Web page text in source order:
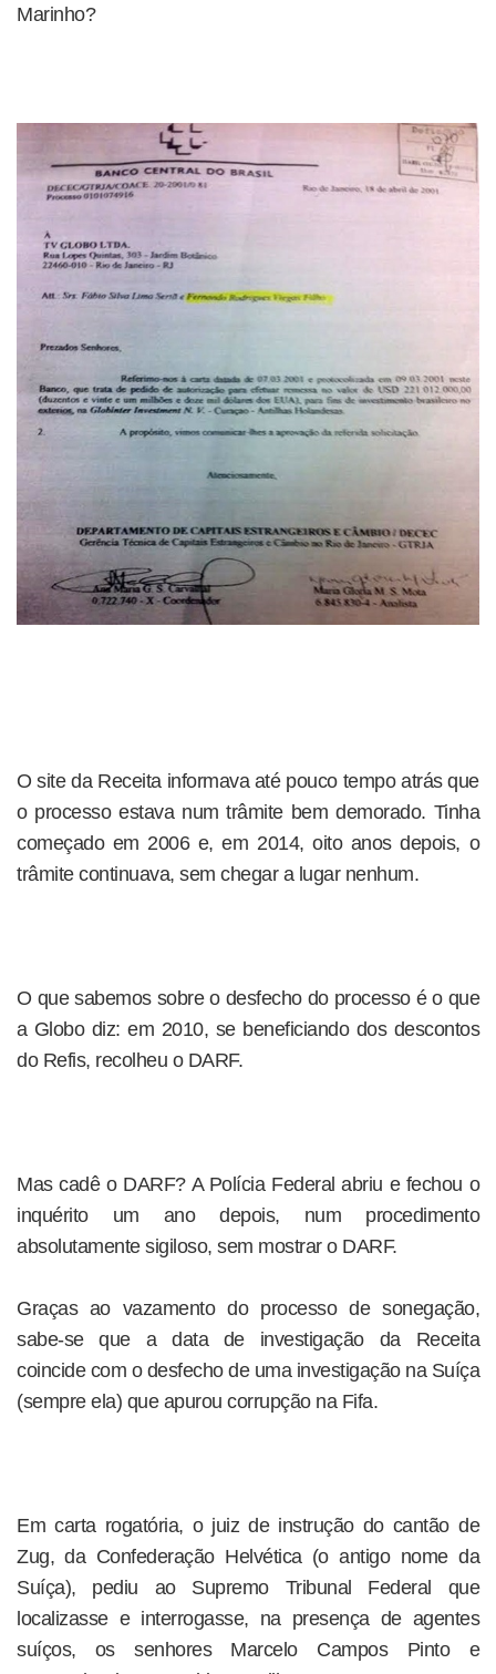
Marinho?
O site da Receita informava até pouco tempo atrás que
o processo estava num trâmite bem demorado. Tinha
começado em 2006 e, em 2014, oito anos depois, o
trâmite continuava, sem chegar a lugar nenhum.
O que sabemos sobre o desfecho do processo é o que
a Globo diz: em 2010, se beneficiando dos descontos
do Refis, recolheu o DARF.
Mas cadê o DARF? A Polícia Federal abriu e fechou o
inquérito um ano depois, num procedimento
absolutamente sigiloso, sem mostrar o DARF.
Graças ao vazamento do processo de sonegação,
sabe-se que a data de investigação da Receita
coincide com o desfecho de uma investigação na Suíça
(sempre ela) que apurou corrupção na Fifa.
Em carta rogatória, o juiz de instrução do cantão de
Zug, da Confederação Helvética (o antigo nome da
Suíça), pediu ao Supremo Tribunal Federal que
localizasse e interrogasse, na presença de agentes
suíços, os senhores Marcelo Campos Pinto e